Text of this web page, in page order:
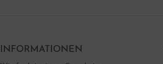
INFORMATIONEN